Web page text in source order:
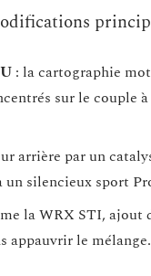
: la cartographie
sur le
arrière par un
un silencieux sport
la WRX STI,
appauvrir le mélange.